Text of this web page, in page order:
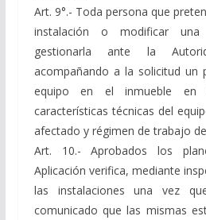
Art. 9°.- Toda persona que
instalación o modificar
gestionarla ante la
acompañando a la solicitud un
equipo en el inmueble en
características técnicas del
afectado y régimen de trabajo
Art. 10.- Aprobados los
Aplicación verifica, mediante
las instalaciones una vez
comunicado que las mismas